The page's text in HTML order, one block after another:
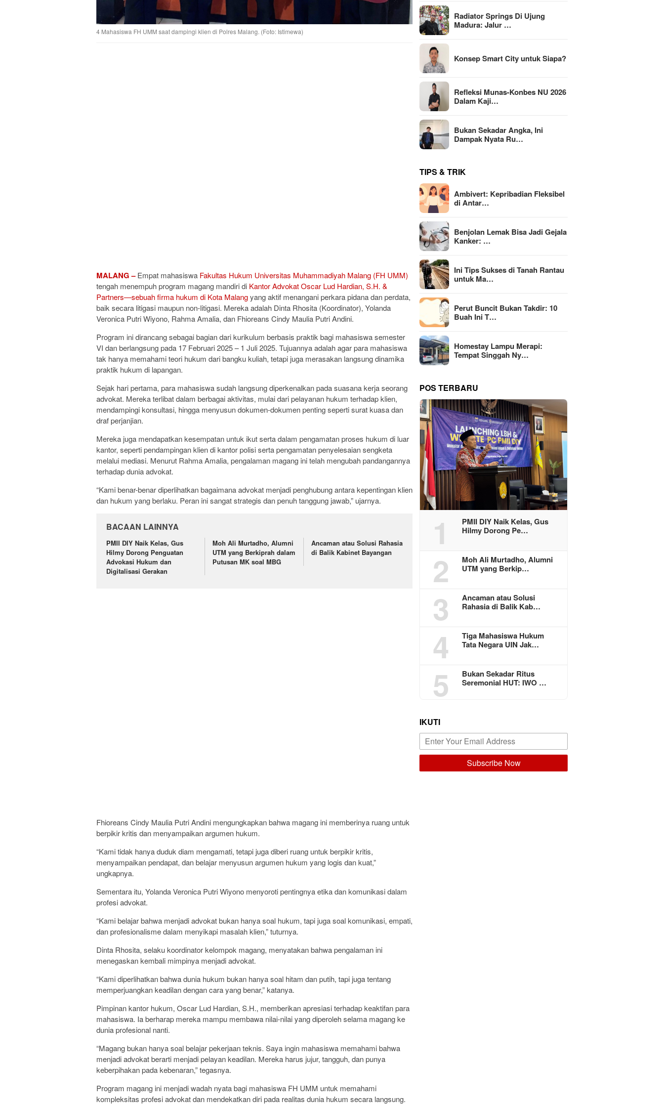
4 Mahasiswa FH UMM saat dampingi klien di Polres Malang. (Foto: Istimewa)
MALANG –Empat mahasiswa Fakultas Hukum Universitas Muhammadiyah Malang (FH UMM)
tengah menempuh program magang mandiri di Kantor Advokat Oscar Lud Hardian, S.H. &
Partners—sebuah firma hukum di Kota Malangyang aktif menangani perkara pidana dan perdata,
baik secara litigasi maupun non-litigasi. Mereka adalah Dinta Rhosita (Koordinator), Yolanda
Veronica Putri Wiyono, Rahma Amalia, dan Fhioreans Cindy Maulia Putri Andini.
Program ini dirancang sebagai bagian dari kurikulum berbasis praktik bagi mahasiswa semester
VI dan berlangsung pada 17 Februari 2025 – 1 Juli 2025. Tujuannya adalah agar para mahasiswa
tak hanya memahami teori hukum dari bangku kuliah, tetapi juga merasakan langsung dinamika
praktik hukum di lapangan.
Sejak hari pertama, para mahasiswa sudah langsung diperkenalkan pada suasana kerja seorang
advokat. Mereka terlibat dalam berbagai aktivitas, mulai dari pelayanan hukum terhadap klien,
mendampingi konsultasi, hingga menyusun dokumen-dokumen penting seperti surat kuasa dan
draf perjanjian.
Mereka juga mendapatkan kesempatan untuk ikut serta dalam pengamatan proses hukum di luar
kantor, seperti pendampingan klien di kantor polisi serta pengamatan penyelesaian sengketa
melalui mediasi. Menurut Rahma Amalia, pengalaman magang ini telah mengubah pandangannya
terhadap dunia advokat.
“Kami benar-benar diperlihatkan bagaimana advokat menjadi penghubung antara kepentingan klien
dan hukum yang berlaku. Peran ini sangat strategis dan penuh tanggung jawab,” ujarnya.
BACAAN LAINNYA
PMII DIY Naik Kelas, Gus
Hilmy Dorong Penguatan
Advokasi Hukum dan
Digitalisasi Gerakan
Moh Ali Murtadho, Alumni
UTM yang Berkiprah dalam
Putusan MK soal MBG
Ancaman atau Solusi Rahasia
di Balik Kabinet Bayangan
Fhioreans Cindy Maulia Putri Andini mengungkapkan bahwa magang ini memberinya ruang untuk
berpikir kritis dan menyampaikan argumen hukum.
“Kami tidak hanya duduk diam mengamati, tetapi juga diberi ruang untuk berpikir kritis,
menyampaikan pendapat, dan belajar menyusun argumen hukum yang logis dan kuat,”
ungkapnya.
Sementara itu, Yolanda Veronica Putri Wiyono menyoroti pentingnya etika dan komunikasi dalam
profesi advokat.
“Kami belajar bahwa menjadi advokat bukan hanya soal hukum, tapi juga soal komunikasi, empati,
dan profesionalisme dalam menyikapi masalah klien,” tuturnya.
Dinta Rhosita, selaku koordinator kelompok magang, menyatakan bahwa pengalaman ini
menegaskan kembali mimpinya menjadi advokat.
“Kami diperlihatkan bahwa dunia hukum bukan hanya soal hitam dan putih, tapi juga tentang
memperjuangkan keadilan dengan cara yang benar,” katanya.
Pimpinan kantor hukum, Oscar Lud Hardian, S.H., memberikan apresiasi terhadap keaktifan para
mahasiswa. Ia berharap mereka mampu membawa nilai-nilai yang diperoleh selama magang ke
dunia profesional nanti.
“Magang bukan hanya soal belajar pekerjaan teknis. Saya ingin mahasiswa memahami bahwa
menjadi advokat berarti menjadi pelayan keadilan. Mereka harus jujur, tangguh, dan punya
keberpihakan pada kebenaran,” tegasnya.
Program magang ini menjadi wadah nyata bagi mahasiswa FH UMM untuk memahami
kompleksitas profesi advokat dan mendekatkan diri pada realitas dunia hukum secara langsung.
Radiator Springs Di Ujung
Madura: Jalur …
Konsep Smart City untuk Siapa?
Refleksi Munas-Konbes NU 2026
Dalam Kaji…
Bukan Sekadar Angka, Ini
Dampak Nyata Ru…
TIPS & TRIK
Ambivert: Kepribadian Fleksibel
di Antar…
Benjolan Lemak Bisa Jadi Gejala
Kanker: …
Ini Tips Sukses di Tanah Rantau
untuk Ma…
Perut Buncit Bukan Takdir: 10
Buah Ini T…
Homestay Lampu Merapi:
Tempat Singgah Ny…
POS TERBARU
1
PMII DIY Naik Kelas, Gus
Hilmy Dorong Pe…
2
Moh Ali Murtadho, Alumni
UTM yang Berkip…
3
Ancaman atau Solusi
Rahasia di Balik Kab…
4
Tiga Mahasiswa Hukum
Tata Negara UIN Jak…
5
Bukan Sekadar Ritus
Seremonial HUT: IWO …
IKUTI